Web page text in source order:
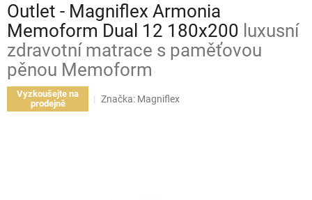
Outlet - Magniflex Armonia
Memoform Dual 12 180x200 luxusní
zdravotní matrace s paměťovou
pěnou Memoform
Vyzkoušejte na
prodejně
Značka: Magniflex